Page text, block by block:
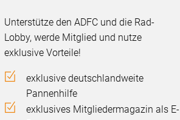
Unterstütze den ADFC und die Rad-
Lobby, werde Mitglied und nutze
exklusive Vorteile!
exklusive deutschlandweite
Pannenhilfe
exklusives Mitgliedermagazin als E-